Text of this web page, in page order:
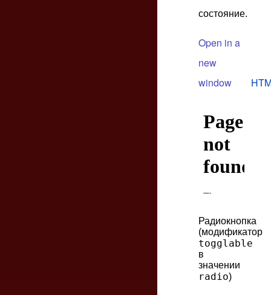
состояние.
Open in a
new
window
Радиокнопка
(модификатор
togglable
в
значении
radio)